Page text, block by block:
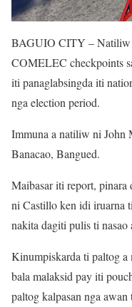
BAGUIO CITY – Natiliw
COMELEC checkpoints
iti panaglabsingda iti
nga election period.
Immuna a natiliw ni John
Banacao, Bangued.
Maibasar iti report,
ni Castillo ken idi iruarna
nakita dagiti pulis ti nasao
Kinumpiskarda ti paltog a
bala malaksid pay iti
paltog kalpasan nga